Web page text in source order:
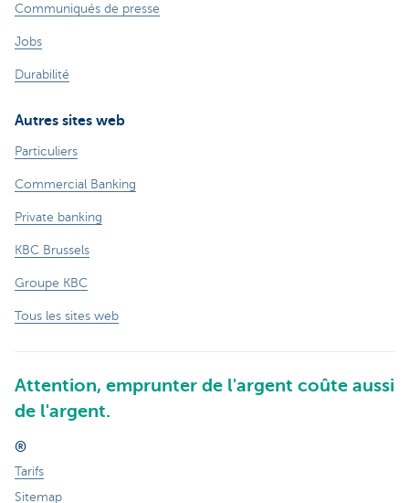
Communiqués de presse
Jobs
Durabilité
Autres sites web
Particuliers
Commercial Banking
Private banking
KBC Brussels
Groupe KBC
Tous les sites web
Attention, emprunter de l'argent coûte aussi
de l'argent.
®
Tarifs
Sitemap